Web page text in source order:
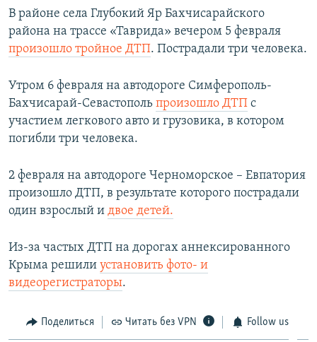
В районе села Глубокий Яр Бахчисарайского
района на трассе «Таврида» вечером 5 февраля
произошло тройное ДТП. Пострадали три человека.
Утром 6 февраля на автодороге Симферополь-
Бахчисарай-Севастополь произошло ДТП с
участием легкового авто и грузовика, в котором
погибли три человека.
2 февраля на автодороге Черноморское – Евпатория
произошло ДТП, в результате которого пострадали
один взрослый и двое детей.
Из-за частых ДТП на дорогах аннексированного
Крыма решили установить фото- и
видеорегистраторы.​
Поделиться Читать без VPN Follow us